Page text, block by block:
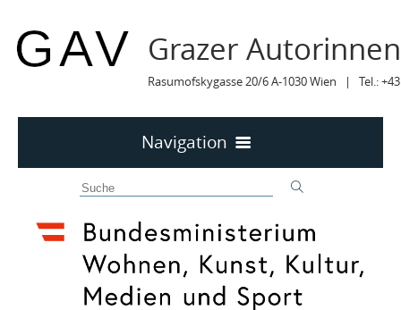
Grazer
Rasumofskygasse 20/6 A-1030 Wien | Tel.:
Navigation
MITTEILUNGEN
MITTEILUNGEN Archiv
TERMINE